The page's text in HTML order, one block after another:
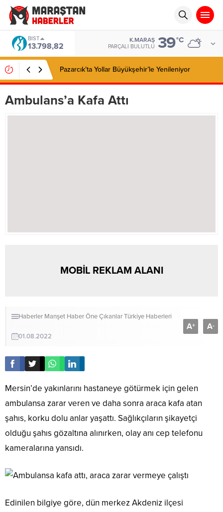
BIST
13.798,82
K.MARAŞ
PARÇALI BULUTLU 39°C
Pazarcık’ta Yollar Büyükşehir’le Yenileniyor
Ambulans’a Kafa Attı
MOBİL REKLAM ALANI
Haberler Manşet HaberÖne ÇıkanlarTürkiye Haberleri
01.08.2022
A+ A-
Mersin’de yakınlarını hastaneye götürmek için gelen
ambulansa zarar veren ve daha sonra araca kafa atan
şahıs, korku dolu anlar yaşattı. Sağlıkçıların şikayetçi
olduğu şahıs gözaltına alınırken, olay anı cep telefonu
kameralarına yansıdı.
Edinilen bilgiye göre, dün merkez Akdeniz ilçesi